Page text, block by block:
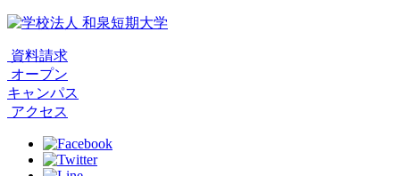
資料請求
オープン
キャンパス
アクセス